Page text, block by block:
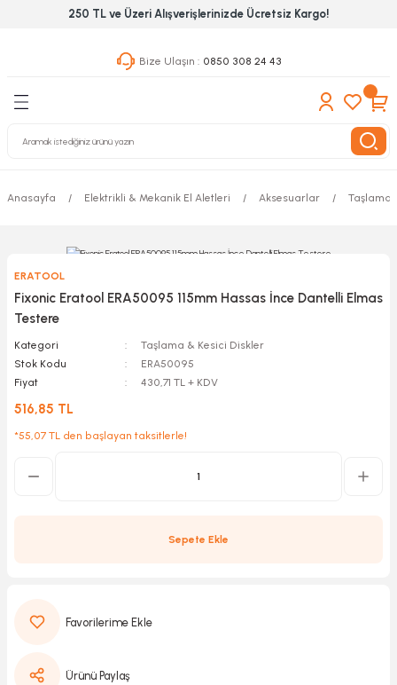
250 TL ve Üzeri Alışverişlerinizde Ücretsiz Kargo!
Bize Ulaşın : 0850 308 24 43
Geri Dön
Geri Dön
& Nalburiye
Grubu
Geri Dön
Anasayfa Elektrikli & Mekanik El Aletleri Aksesuarlar Taşlama
ERATOOL
Fixonic Eratool ERA50095 115mm Hassas İnce Dantelli Elmas
Testere
Kategori
Taşlama & Kesici Diskler
Stok Kodu
ERA50095
Fiyat
430,71 TL + KDV
516,85 TL
*55,07 TL den başlayan taksitlerle!
Sepete Ekle
Ürünü Paylaş